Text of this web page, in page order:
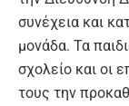
συνέχεια και
μονάδα. Τα
σχολείο και οι
τους την